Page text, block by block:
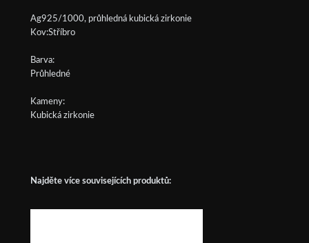
Ag925/1000, průhledná kubická zirkonie
Kov:Stříbro
Barva:
Průhledné
Kameny:
Kubická zirkonie
Najděte více souvisejících produktů: